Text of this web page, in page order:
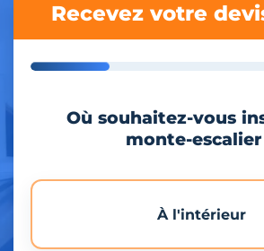
Recevez votre
Où souhaitez-vous
monte-escalier
À l'intérieur